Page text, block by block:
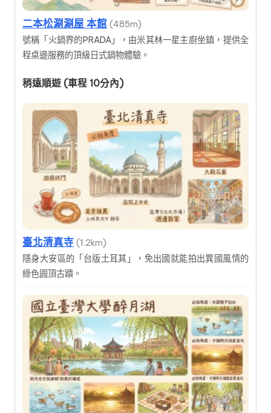
二本松涮涮屋 本館 (485m)
號稱「火鍋界的PRADA」，由米其林一星主廚坐鎮，提供全
程桌邊服務的頂級日式鍋物體驗。
稍遠順遊 (車程 10分內)
臺北清真寺 (1.2km)
隱身大安區的「台版土耳其」，免出國就能拍出異國風情的
綠色圓頂古蹟。